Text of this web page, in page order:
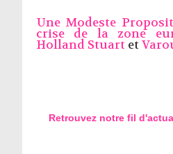
Une Modeste
crise de la zone
Holland Stuart et
Retrouvez notre fil